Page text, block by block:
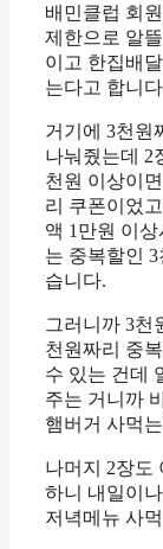
배민클럽 회
제한으로 알
이고 한집배
는다고 합니
거기에 3천원
나눠줬는데 2
천원 이상이
리 쿠폰이었
액 1만원 이
는 중복할인
습니다.
그러니까 3천
천원짜리 중
수 있는 건데
주는 거니까
햄버거 사먹
나머지 2장도
하니 내일이
저녁메뉴 사